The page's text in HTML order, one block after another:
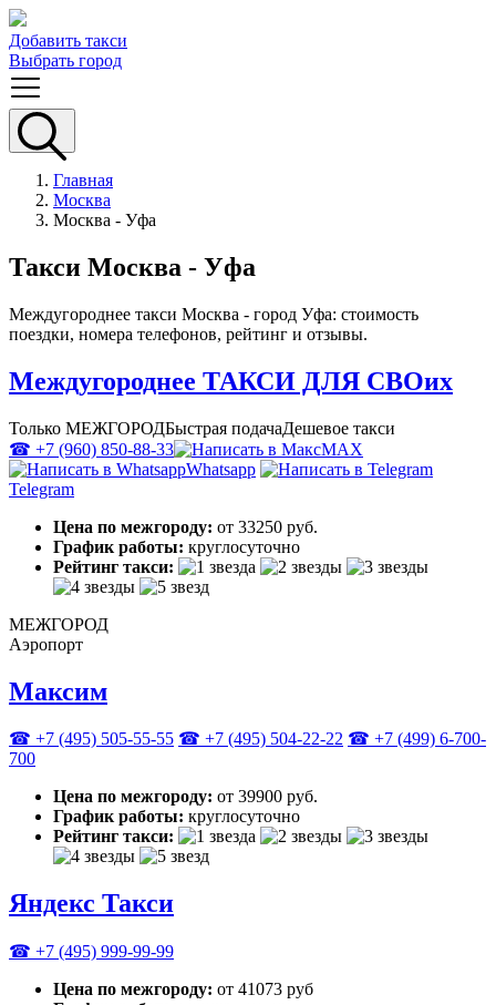
Добавить такси
Выбрать город
Главная
Москва
Москва - Уфа
Такси Москва - Уфа
Междугороднее такси Москва - город Уфа: стоимость
поездки, номера телефонов, рейтинг и отзывы.
Междугороднее ТАКСИ ДЛЯ СВОих
Только МЕЖГОРОДБыстрая подачаДешевое такси
☎ +7 (960) 850-88-33
MAX
Whatsapp
Telegram
Цена по межгороду: от 33250 руб.
График работы: круглосуточно
Рейтинг такси:
МЕЖГОРОД
Аэропорт
Максим
☎ +7 (495) 505-55-55 ☎ +7 (495) 504-22-22 ☎ +7 (499) 6-700-
700
Цена по межгороду: от 39900 руб.
График работы: круглосуточно
Рейтинг такси:
Яндекс Такси
☎ +7 (495) 999-99-99
Цена по межгороду: от 41073 руб